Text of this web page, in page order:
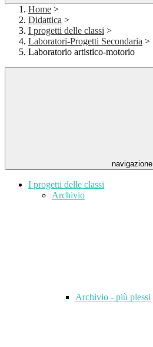
Home >
Didattica >
I progetti delle classi >
Laboratori-Progetti Secondaria >
Laboratorio artistico-motorio
navigazione
I progetti delle classi
Archivio
Archivio - più plessi